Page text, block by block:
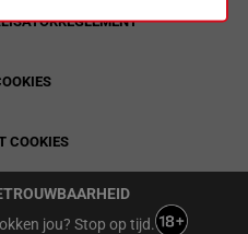
COOKIES
jou? Stop op tijd.